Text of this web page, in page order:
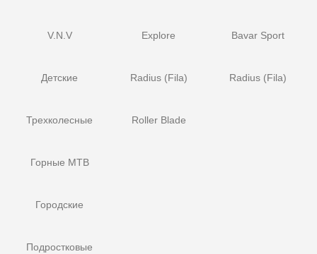
V.N.V
Детские
Трехколесные
Горные MTB
Городские
Подростковые
Explore
Radius (Fila)
Roller Blade
Bavar Sport
Radius (Fila)